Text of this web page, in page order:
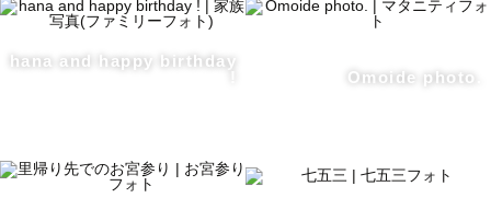
※ 往復の交通費が3,000円以上の場合、交通費のご相談を
させていただきますのでご了承ください。
事前にお写真のイメージやご依頼への想いなどをヒアリン
hana and happy birthday
Omoide photo.